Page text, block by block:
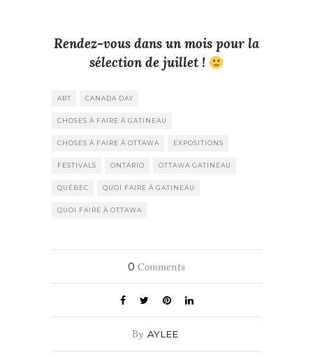
Rendez-vous dans un mois pour la
sélection de juillet !
ART CANADA DAY
CHOSES À FAIRE À GATINEAU
CHOSES À FAIRE À OTTAWA EXPOSITIONS
FESTIVALS ONTARIO OTTAWA GATINEAU
QUÉBEC QUOI FAIRE À GATINEAU
QUOI FAIRE À OTTAWA
0 Comments
By AYLEE